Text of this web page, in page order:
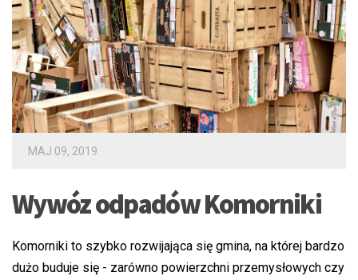
MAJ 09, 2019
Wywóz odpadów Komorniki
Komorniki to szybko rozwijająca się gmina, na której bardzo
dużo buduje się - zarówno powierzchni przemysłowych czy